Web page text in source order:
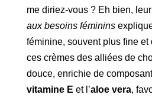
me diriez-vous ? Eh bien, leur
aux besoins féminins
féminine, souvent plus fine et
ces crèmes des alliées de
douce, enrichie de
vitamine E et l’aloe vera,